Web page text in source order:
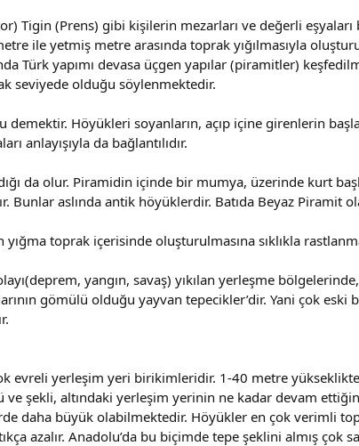
Tigin (Prens) gibi kişilerin mezarları ve değerli
ile yetmiş metre arasında toprak yığılmasıyla
Türk yapımı devasa üçgen yapılar (piramitler)
seviyede olduğu söylenmektedir.
Höyükleri soyanların, açıp içine girenlerin
anlayışıyla da bağlantılıdır.
da olur. Piramidin içinde bir mumya, üzerinde kurt
Bunlar aslında antik höyüklerdir. Batıda Beyaz Piramit
yığma toprak içerisinde oluşturulmasına sıklıkla
yangın, savaş) yıkılan yerleşme
gömülü olduğu yayvan tepecikler’dir. Yani çok
evreli yerleşim yeri birikimleridir. 1-40 metre
şekli, altındaki yerleşim yerinin ne kadar devam
daha büyük olabilmektedir. Höyükler en çok verimli
azalır. Anadolu’da bu biçimde tepe şeklini almış çok